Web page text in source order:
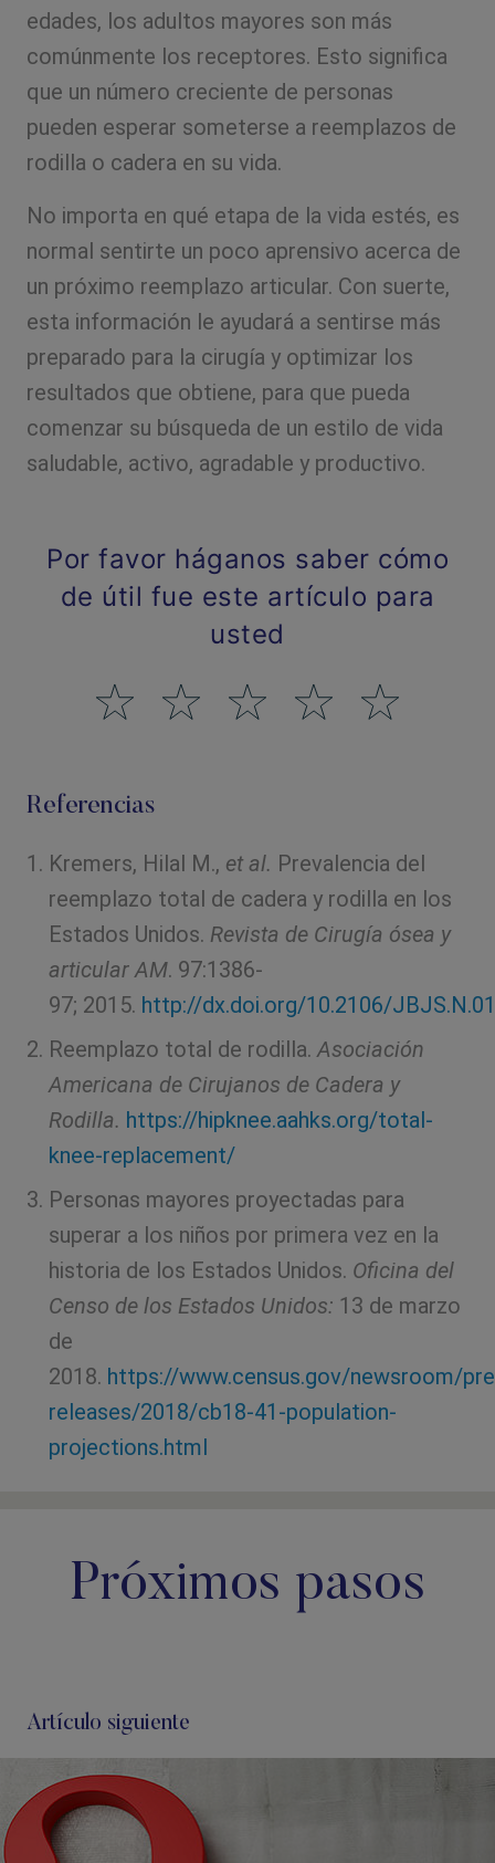
edades, los adultos mayores son más
comúnmente los receptores. Esto significa
que un número creciente de personas
pueden esperar someterse a reemplazos de
rodilla o cadera en su vida.
No importa en qué etapa de la vida estés, es
normal sentirte un poco aprensivo acerca de
un próximo reemplazo articular. Con suerte,
esta información le ayudará a sentirse más
preparado para la cirugía y optimizar los
resultados que obtiene, para que pueda
comenzar su búsqueda de un estilo de vida
saludable, activo, agradable y productivo.
Por favor háganos saber cómo
de útil fue este artículo para
usted
Referencias
Kremers, Hilal M., et al. Prevalencia del
reemplazo total de cadera y rodilla en los
Estados Unidos. Revista de Cirugía ósea y
articular AM. 97:1386-
97; 2015. http://dx.doi.org/10.2106/
Reemplazo total de rodilla.Asociación
Americana de Cirujanos de Cadera y
Rodilla. https://hipknee.aahks.org/total-
knee-replacement/
Personas mayores proyectadas para
superar a los niños por primera vez en la
historia de los Estados Unidos. Oficina del
Censo de los Estados Unidos: 13 de marzo
de
2018. https://www.census.gov/newsroom/
releases/2018/cb18-41-population-
projections.html
Próximos pasos
Artículo siguiente